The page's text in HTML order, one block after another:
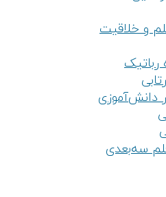
و خلاقیت
رباتیک
دانش‌آموزی
سه‌بعدی